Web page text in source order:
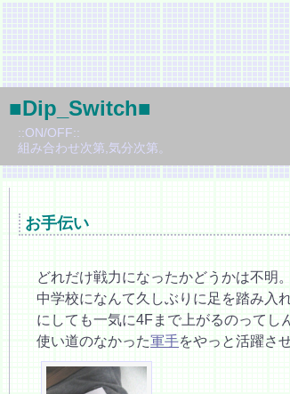
■Dip_Switch■
::ON/OFF::
組み合わせ次第,気分次第。
お手伝い
どれだけ戦力になったかどうかは不明。
中学校になんて久しぶりに足を踏み入
にしても一気に4Fまで上がるのってし
使い道のなかった軍手をやっと活躍さ